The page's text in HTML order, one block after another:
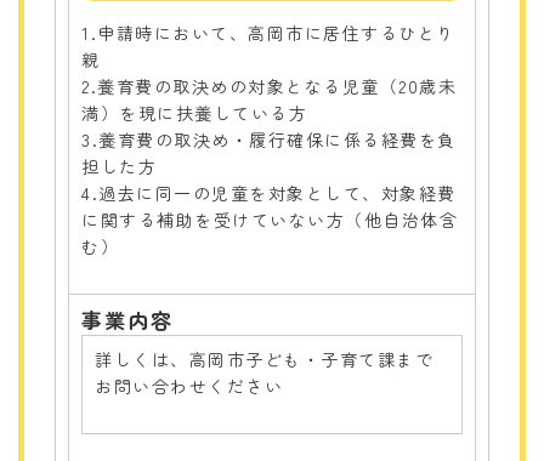
1.申請時において、高岡市に居住するひとり
親
2.養育費の取決めの対象となる児童（20歳未
満）を現に扶養している方
3.養育費の取決め・履行確保に係る経費を負
担した方
4.過去に同一の児童を対象として、対象経費
に関する補助を受けていない方（他自治体含
む）
事業内容
詳しくは、高岡市子ども・子育て課まで
お問い合わせください